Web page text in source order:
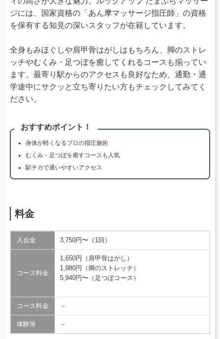
ジには、国家資格の「あん摩マッサージ指圧師」の資格
を保有する知見の深いスタッフが在籍しています。
全身もみほぐしや肩甲骨はがしはもちろん、脚のストレ
ッチやむくみ・足つぼを癒してくれるコースも揃ってい
ます。最寄り駅からのアクセスも良好なため、通勤・通
学途中にサクッと立ち寄りたい方もチェックしてみてく
ださい。
おすすめポイント！
身体が軽くなるプロの指圧施術
むくみ・足つぼを癒すコースも人気
駅チカで通いやすいアクセス
料金
入会金 3,750円〜（1回）
コース料金
1,650円（肩甲骨はがし）
1,980円（脚のストレッチ）
5,940円〜（足つぼコース）
コース料金 －
体験等 －